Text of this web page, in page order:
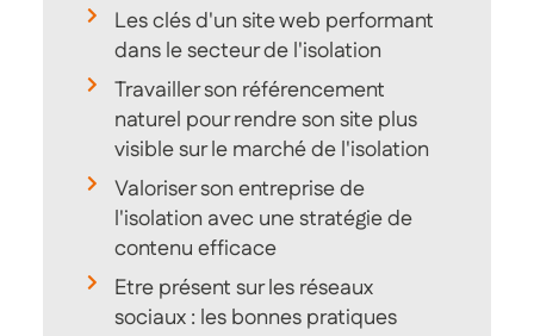
Les clés d'un site web performant
dans le secteur de l'isolation
Travailler son référencement
naturel pour rendre son site plus
visible sur le marché de l'isolation
Valoriser son entreprise de
l'isolation avec une stratégie de
contenu efficace
Etre présent sur les réseaux
sociaux : les bonnes pratiques